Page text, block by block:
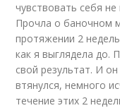
чувствовать себя
Прочла о баночном
протяжении 2
как я выглядела до.
свой результат. И
втянулся, немного
течение этих 2